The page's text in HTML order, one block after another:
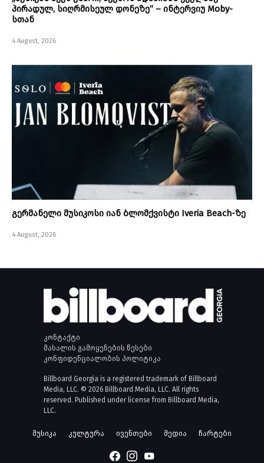
პირადულ, სიღრმისეულ დონეზე” – ინტერვიუ Moby-
სთან
4 August, 2026
გერმანელი მუსიკოსი იან ბლომქვისტი Iveria Beach-ზე
4 August, 2026
კონტაქტი
მასალის გამოყენების წესები
კონფიდენციალობის პოლიტიკა
Billboard Georgia is a registered trademark of Billboard
Media, LLC. © 2026 Billboard Media, LLC. All rights
reserved. Published under license from Billboard Media,
LLC.
მუსიკა კულტურა ივენთები მედია ჩარტები